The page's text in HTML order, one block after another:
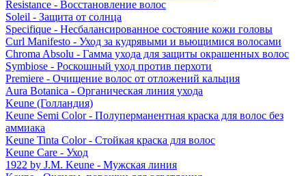
Resistance - Восстановление волос
Soleil - Защита от солнца
Specifique - Несбалансированное состояние кожи головы
Curl Manifesto - Уход за кудрявыми и вьющимися волосами
Chroma Absolu - Гамма ухода для защиты окрашенных волос
Symbiose - Роскошный уход против перхоти
Premiere - Очищение волос от отложений кальция
Aura Botanica - Органическая линия ухода
Keune (Голландия)
Keune Semi Color - Полуперманентная краска для волос без
аммиака
Keune Tinta Color - Стойкая краска для волос
Keune Care - Уход
1922 by J.M. Keune - Мужская линия